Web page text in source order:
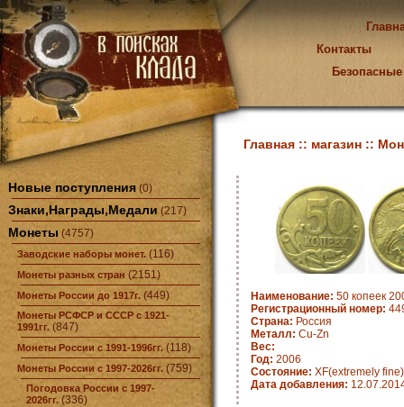
Контакты
Новые поступления (0)
Знаки,Награды,Медали (217)
Монеты (4757)
Заводские наборы монет. (116)
Монеты разных стран (2151)
Монеты России до 1917г. (449)
Монеты РСФСР и СССР с 1921-
1991гг. (847)
Монеты России с 1991-1996гг. (118)
Монеты России с 1997-2026гг. (759)
Погодовка России с 1997-
2026гг. (336)
Главная :: магазин ::
Наименование: 50 копеек
Регистрационный номер:
Страна: Россия
Металл: Cu-Zn
Вес:
Год: 2006
Состояние: XF(extremely fine)
Дата добавления: